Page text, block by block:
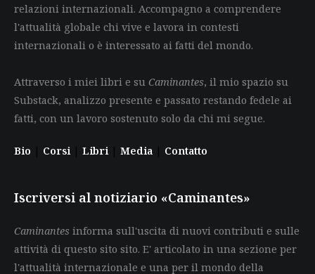
relazioni internazionali. Accompagno a comprendere
l'attualità globale chi vive e lavora in contesti
internazionali o è interessato ai fatti del mondo.
Attraverso i miei libri e su Caminantes, il mio spazio su
Substack, analizzo presente e passato restando fedele ai
fatti, con un lavoro sostenuto solo da chi mi segue.
Bio | Corsi | Libri | Media | Contatto
Iscriversi al notiziario «Caminantes»
Caminantes informa sull'uscita di nuovi contributi e sulle
attività di questo sito sito. E' articolato in una sezione per
l'attualità internazionale e una per il mondo della